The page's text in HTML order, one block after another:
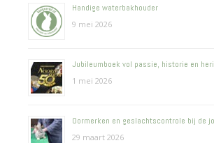
Handige waterbakhouder
9 mei 2026
Jubileumboek vol passie, historie en
1 mei 2026
Oormerken en geslachtscontrole bij de
29 maart 2026